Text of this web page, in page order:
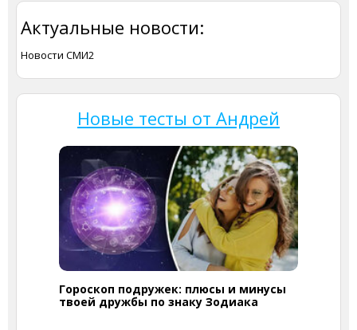
Актуальные новости:
Новости СМИ2
Новые тесты от Андрей
Гороскоп подружек: плюсы и минусы
твоей дружбы по знаку Зодиака